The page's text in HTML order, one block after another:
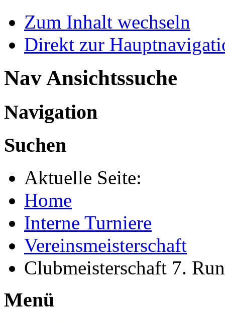
Zum Inhalt wechseln
Direkt zur
Nav Ansichtssuche
Navigation
Suchen
Aktuelle Seite:
Home
Interne Turniere
Vereinsmeisterschaft
Clubmeisterschaft 7.
Menü